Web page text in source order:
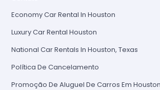
Economy Car Rental In Houston
Luxury Car Rental Houston
National Car Rentals In Houston, Texas
Política De Cancelamento
Promoção De Aluguel De Carros Em Houston